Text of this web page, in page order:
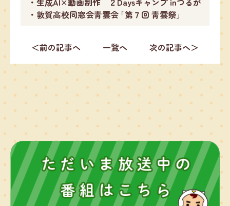
・敦賀高校同窓会靑雲会 ｢第７回 靑雲祭｣
＜前の記事へ 一覧へ 次の記事へ＞